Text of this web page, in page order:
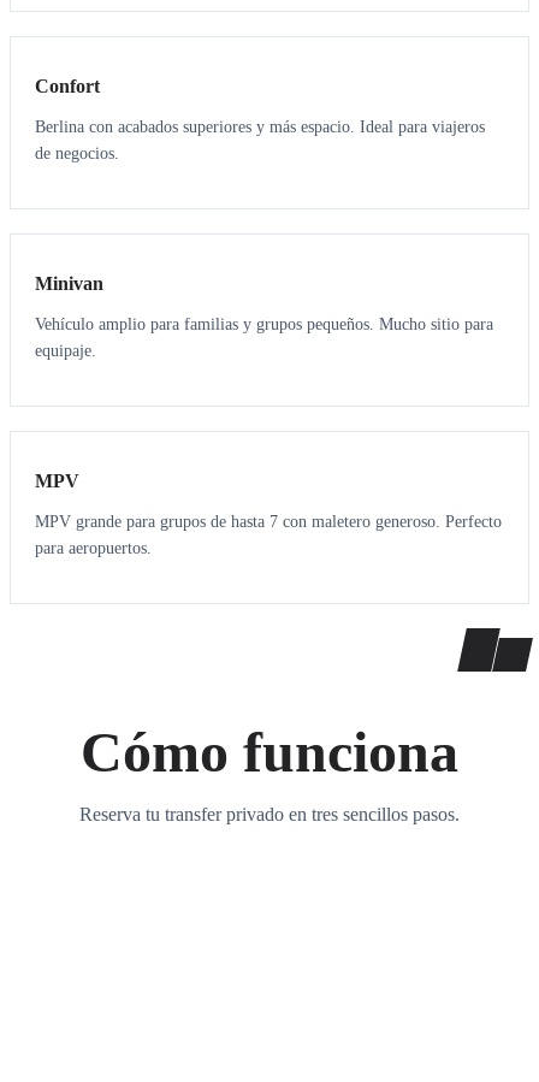
3 3
Confort
Berlina con acabados superiores y más espacio. Ideal para viajeros
de negocios.
6 5
Minivan
Vehículo amplio para familias y grupos pequeños. Mucho sitio para
equipaje.
7 7
MPV
MPV grande para grupos de hasta 7 con maletero generoso. Perfecto
para aeropuertos.
Cómo funciona
Reserva tu transfer privado en tres sencillos pasos.